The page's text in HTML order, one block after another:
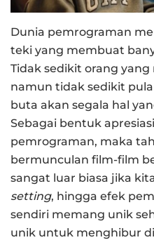
Dunia pemrograman
teki yang membuat
Tidak sedikit orang
namun tidak sedikit
buta akan segala hal
Sebagai bentuk
pemrograman, maka
bermunculan film-film
sangat luar biasa jika
setting, hingga efek
sendiri memang unik
unik untuk menghibur